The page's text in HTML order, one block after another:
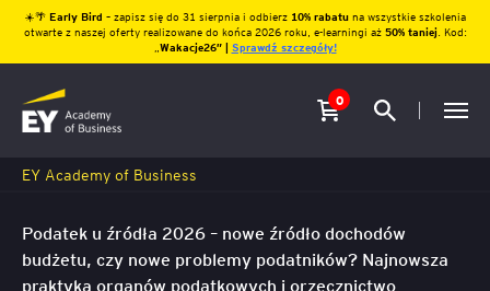
☀️🌴 Early Bird – zapisz się do 31 sierpnia i odbierz10% rabatu na wszystkie szkolenia
otwarte z naszej oferty realizowane do końca 2026 roku, e-learningi aż 50% taniej. Kod:
Wakacje26″ | Sprawdź szczegóły!
0
EY Academy of Business
Podatek u źródła 2026 – nowe źródło dochodów
budżetu, czy nowe problemy podatników? Najnowsza
praktyka organów podatkowych i orzecznictwo